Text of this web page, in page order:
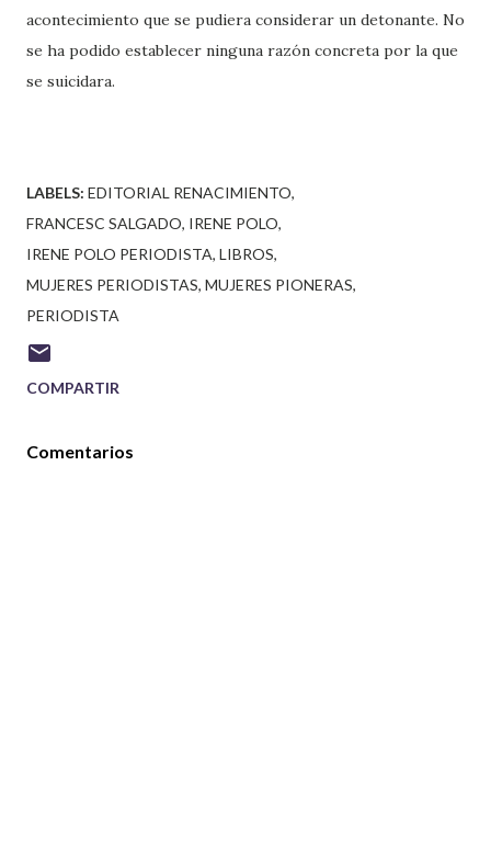
acontecimiento que se pudiera considerar un detonante. No
se ha podido establecer ninguna razón concreta por la que
se suicidara.
LABELS: EDITORIAL RENACIMIENTO
FRANCESC SALGADO IRENE POLO
IRENE POLO PERIODISTA LIBROS
MUJERES PERIODISTAS MUJERES PIONERAS
PERIODISTA
COMPARTIR
Comentarios